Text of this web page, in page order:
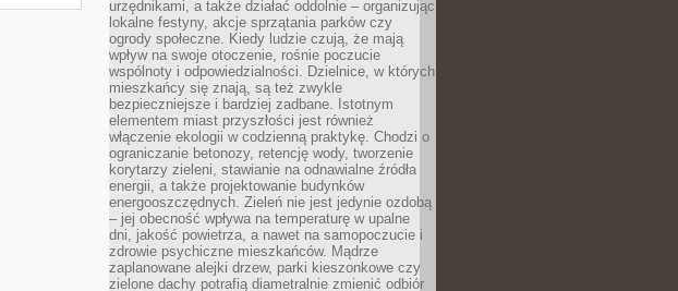
urzędnikami, a także działać oddolnie – organizując
lokalne festyny, akcje sprzątania parków czy
ogrody społeczne. Kiedy ludzie czują, że mają
wpływ na swoje otoczenie, rośnie poczucie
wspólnoty i odpowiedzialności. Dzielnice, w których
mieszkańcy się znają, są też zwykle
bezpieczniejsze i bardziej zadbane. Istotnym
elementem miast przyszłości jest również
włączenie ekologii w codzienną praktykę. Chodzi o
ograniczanie betonozy, retencję wody, tworzenie
korytarzy zieleni, stawianie na odnawialne źródła
energii, a także projektowanie budynków
energooszczędnych. Zieleń nie jest jedynie ozdobą
– jej obecność wpływa na temperaturę w upalne
dni, jakość powietrza, a nawet na samopoczucie i
zdrowie psychiczne mieszkańców. Mądrze
zaplanowane alejki drzew, parki kieszonkowe czy
zielone dachy potrafią diametralnie zmienić odbiór